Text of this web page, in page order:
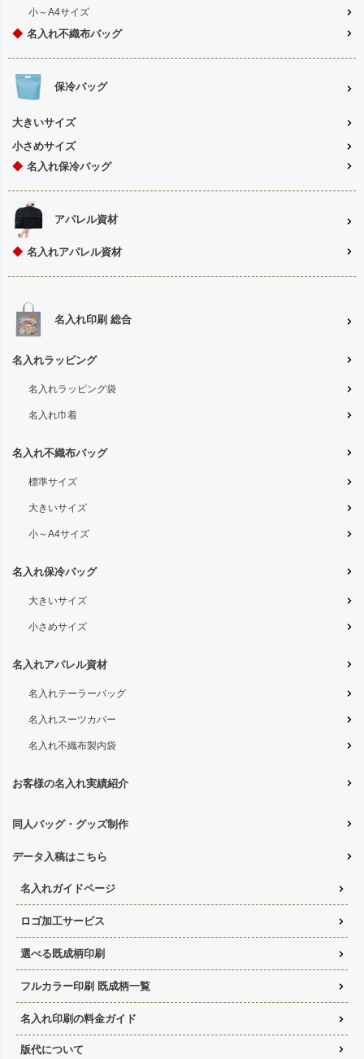
小～A4サイズ
◆ 名入れ不織布バッグ
保冷バッグ
大きいサイズ
小さめサイズ
◆ 名入れ保冷バッグ
アパレル資材
◆ 名入れアパレル資材
名入れ印刷 総合
名入れラッピング
名入れラッピング袋
名入れ巾着
名入れ不織布バッグ
標準サイズ
大きいサイズ
小～A4サイズ
名入れ保冷バッグ
大きいサイズ
小さめサイズ
名入れアパレル資材
名入れテーラーバッグ
名入れスーツカバー
名入れ不織布製内袋
お客様の名入れ実績紹介
同人バッグ・グッズ制作
データ入稿はこちら
名入れガイドページ
ロゴ加工サービス
選べる既成柄印刷
フルカラー印刷 既成柄一覧
名入れ印刷の料金ガイド
版代について